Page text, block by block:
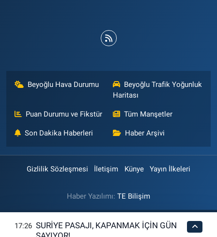
Beyoğlu Hava Durumu
Beyoğlu Trafik Yoğunluk
Haritası
Puan Durumu ve Fikstür Tüm Manşetler
Son Dakika Haberleri Haber Arşivi
Gizlilik Sözleşmesi İletişim Künye Yayın İlkeleri
Haber Yazılımı: TE Bilişim
17:26 SURİYE PASAJI, KAPANMAK İÇİN GÜN